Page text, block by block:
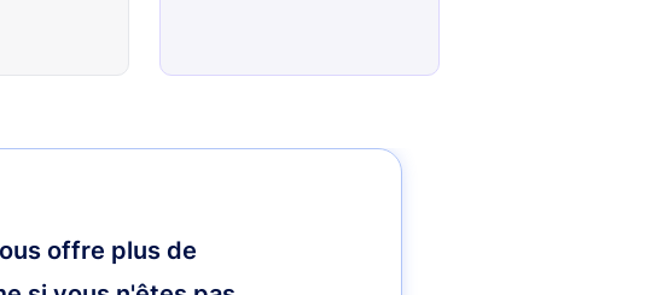
offre plus de